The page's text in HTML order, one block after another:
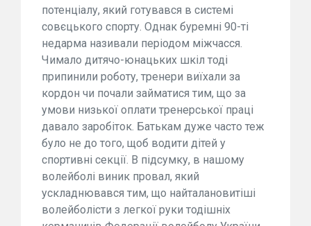
потенціалу, який готувався в системі
совєцького спорту. Однак буремні 90-ті
недарма називали періодом міжчасся.
Чимало дитячо-юнацьких шкіл тоді
припинили роботу, тренери виїхали за
кордон чи почали займатися тим, що за
умови низької оплати тренерської праці
давало заробіток. Батькам дуже часто теж
було не до того, щоб водити дітей у
спортивні секції. В підсумку, в нашому
волейболі виник провал, який
ускладнювався тим, що найталановитіші
волейболісти з легкої руки тодішніх